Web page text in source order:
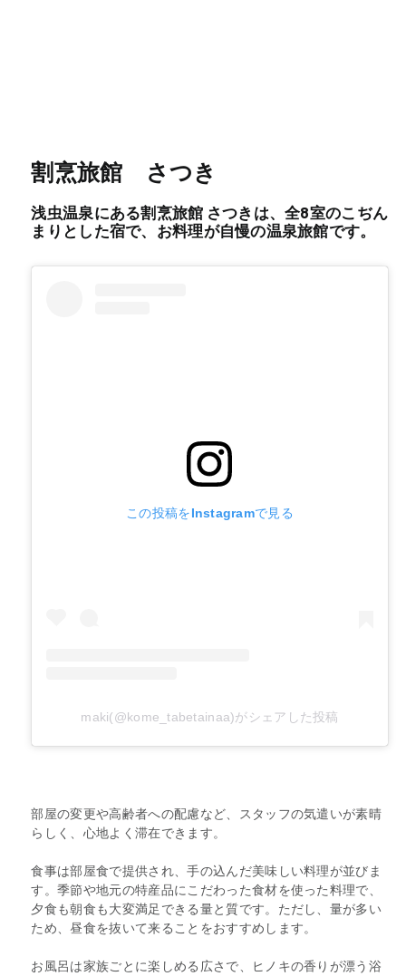
割烹旅館 さつき
浅虫温泉にある割烹旅館 さつきは、全8室のこぢん
まりとした宿で、お料理が自慢の温泉旅館です。
この投稿をInstagramで見る
maki(@kome_tabetainaa)がシェアした投稿
部屋の変更や高齢者への配慮など、スタッフの気遣いが素晴
らしく、心地よく滞在できます。
食事は部屋食で提供され、手の込んだ美味しい料理が並びま
す。季節や地元の特産品にこだわった食材を使った料理で、
夕食も朝食も大変満足できる量と質です。ただし、量が多い
ため、昼食を抜いて来ることをおすすめします。
お風呂は家族ごとに楽しめる広さで、ヒノキの香りが漂う浴